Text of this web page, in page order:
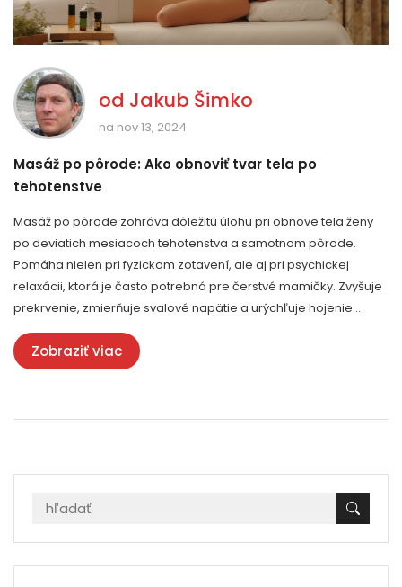
od Jakub Šimko
na nov 13, 2024
Masáž po pôrode: Ako obnoviť tvar tela po
tehotenstve
Masáž po pôrode zohráva dôležitú úlohu pri obnove tela ženy
po deviatich mesiacoch tehotenstva a samotnom pôrode.
Pomáha nielen pri fyzickom zotavení, ale aj pri psychickej
relaxácii, ktorá je často potrebná pre čerstvé mamičky. Zvyšuje
prekrvenie, zmierňuje svalové napätie a urýchľuje hojenie
tkanív. Navyše, pravidelné masáže môžu prispieť k rýchlejšiemu
návratu do pôvodného tvaru tela. Pozrieme sa na rôzne druhy
masáží a ich konkrétne výhody.
Zobraziť viac